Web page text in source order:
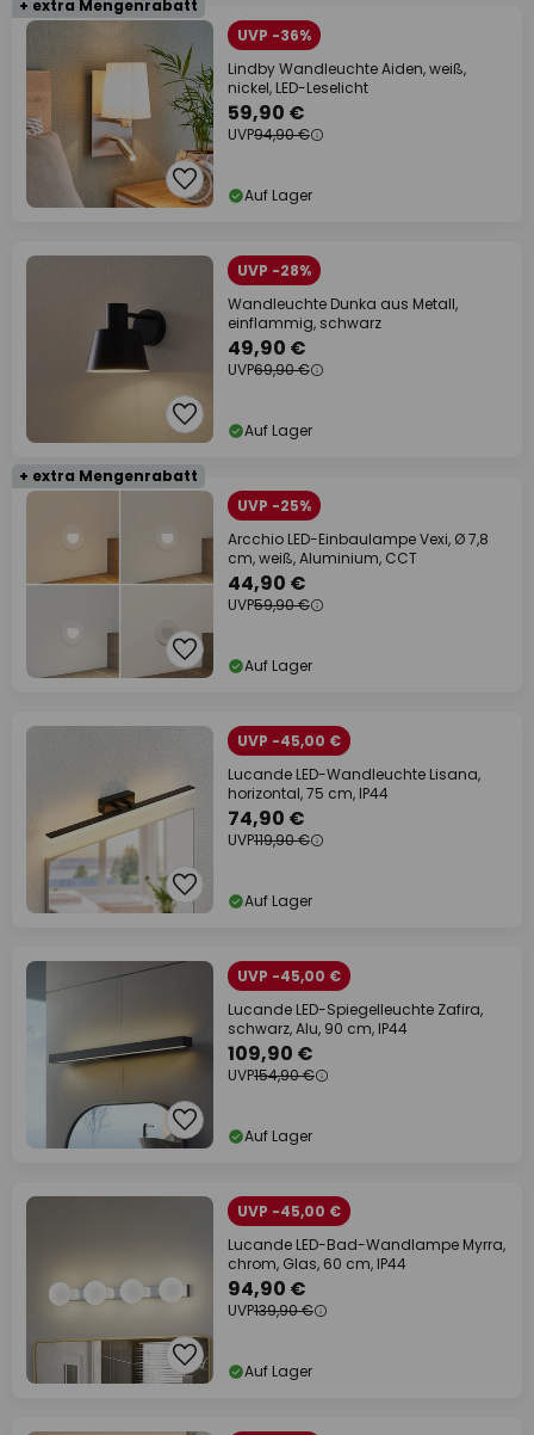
+ extra Mengenrabatt
UVP -36%
Lindby Wandleuchte Aiden, weiß,
nickel, LED-Leselicht
59,90 €
UVP94,90 €
Auf Lager
UVP -28%
Wandleuchte Dunka aus Metall,
einflammig, schwarz
49,90 €
UVP69,90 €
Auf Lager
+ extra Mengenrabatt
UVP -25%
Arcchio LED-Einbaulampe Vexi, Ø 7,8
cm, weiß, Aluminium, CCT
44,90 €
UVP59,90 €
Auf Lager
UVP -45,00 €
Lucande LED-Wandleuchte Lisana,
horizontal, 75 cm, IP44
74,90 €
UVP119,90 €
Auf Lager
UVP -45,00 €
Lucande LED-Spiegelleuchte Zafira,
schwarz, Alu, 90 cm, IP44
109,90 €
UVP154,90 €
Auf Lager
UVP -45,00 €
Lucande LED-Bad-Wandlampe Myrra,
chrom, Glas, 60 cm, IP44
94,90 €
UVP139,90 €
Auf Lager